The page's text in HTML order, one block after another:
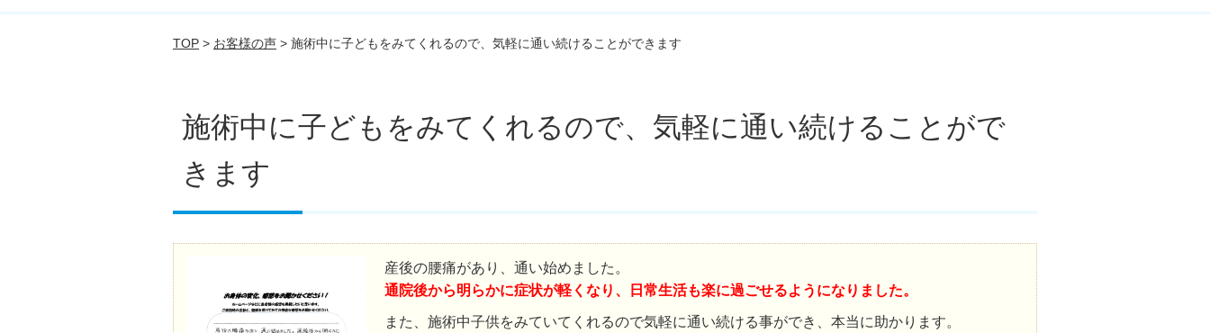
TOP > お客様の声 > 施術中に子どもをみてくれるので、気軽に通い続けることができます
施術中に子どもをみてくれるので、気軽に通い続けることがで
きます
産後の腰痛があり、通い始めました。
通院後から明らかに症状が軽くなり、日常生活も楽に過ごせるようになりました。
また、施術中子供をみていてくれるので気軽に通い続ける事ができ、本当に助かります。